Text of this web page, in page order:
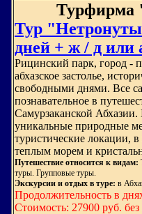
Тур
дней + ж / д или
Рицинский парк, город -
абхазское застолье,
свободными днями. Все
познавательное в
Самурзаканской
уникальные природные
туристические локации,
теплым морем и
Путешествие относится к видам:
туры. Групповые туры.
Экскурсии и отдых в туре: в
Продолжительность в
Стоимость: 27900 руб. без